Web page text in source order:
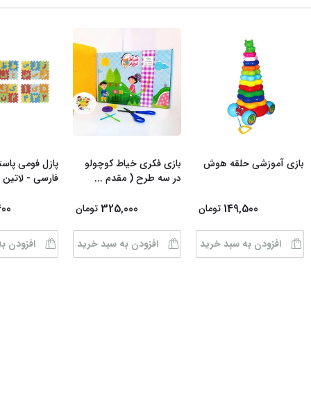
بازی آموزشی حلقه هوش
149,500 تومان
افزودن به سبد خرید
بازی فکری خیاط کوچولو
در سه طرح ( مقدم ...
325,000 تومان
افزودن به سبد خرید
پازل فومی
فارسی -
افزودن